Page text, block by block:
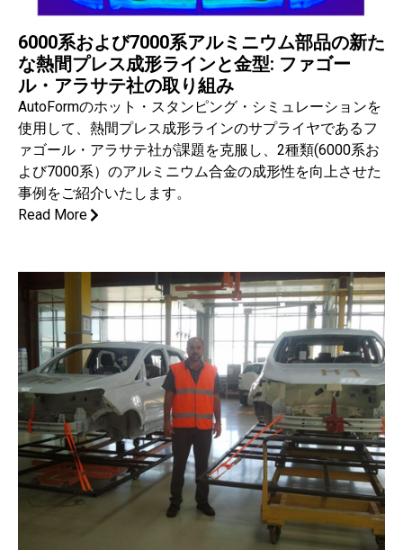
6000系および7000系アルミニウム部品の新た
な熱間プレス成形ラインと金型: ファゴー
ル・アラサテ社の取り組み
AutoFormのホット・スタンピング・シミュレーションを
使用して、熱間プレス成形ラインのサプライヤであるフ
ァゴール・アラサテ社が課題を克服し、2種類(6000系お
よび7000系）のアルミニウム合金の成形性を向上させた
事例をご紹介いたします。
Read More